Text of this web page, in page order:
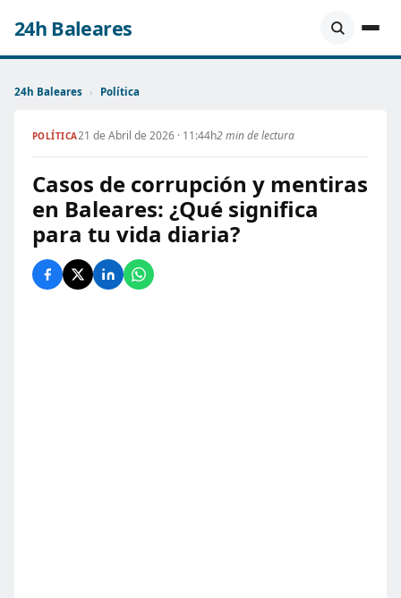
24h Baleares
24h Baleares › Política
POLÍTICA21 de Abril de 2026 · 11:44h2 min de lectura
Casos de corrupción y mentiras
en Baleares: ¿Qué significa
para tu vida diaria?